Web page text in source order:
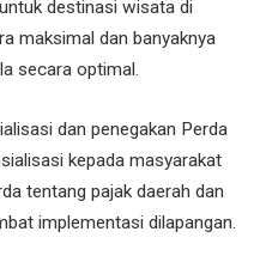
destinasi wisata di
maksimal dan banyaknya
secara optimal.
dan penegakan Perda
kepada masyarakat
tentang pajak daerah dan
implementasi dilapangan.